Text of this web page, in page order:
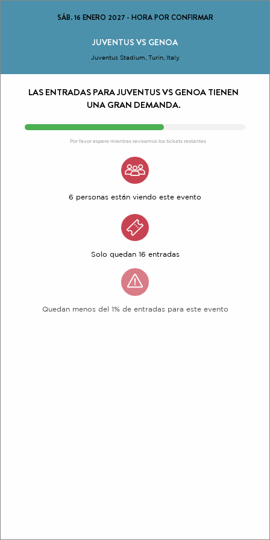
SÁB. 16 ENERO 2027- HORA POR CONFIRMAR
JUVENTUS VS GENOA
Juventus Stadium, Turin, Italy
LAS ENTRADAS PARA JUVENTUS VS GENOA TIENEN
UNA GRAN DEMANDA.
Por favor espere mientras revisamos los tickets restantes
6 personas están viendo este evento
Solo quedan 16 entradas
Quedan menos del 1% de entradas para este evento